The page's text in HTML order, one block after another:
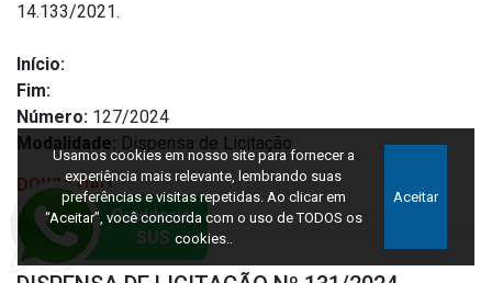
14.133/2021.
Início:
Fim:
Número: 127/2024
Modalidade: Dispensa de Licitação
DOWNLOAD
Usamos cookies em nosso site para fornecer a
experiência mais relevante, lembrando suas
preferências e visitas repetidas. Ao clicar em
“Aceitar”, você concorda com o uso de TODOS os
cookies..
Aceitar